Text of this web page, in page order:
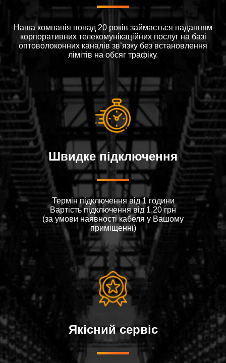
Наша компанія понад 20 років займається наданням
корпоративних телекомунікаційних послуг на базі
оптоволоконних каналів зв’язку без встановлення
лімітів на обсяг трафіку.
Швидке підключення
Термін підключення від 1 години
Вартiсть пiдключення вiд 1,20 грн
(за умови наявностi кабеля у Вашому
примiщеннi)
Якісний сервіс